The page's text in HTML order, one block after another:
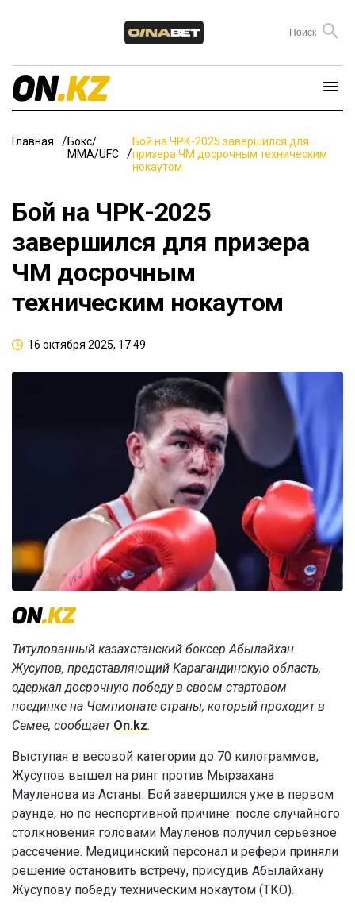
Главная
Бокс/
ММА/UFC
Бой на ЧРК-2025 завершился для
призера ЧМ досрочным техническим
нокаутом
Бой на ЧРК-2025
завершился для призера
ЧМ досрочным
техническим нокаутом
16 октября 2025, 17:49
Титулованный казахстанский боксер Абылайхан
Жусупов, представляющий Карагандинскую область,
одержал досрочную победу в своем стартовом
поединке на Чемпионате страны, который проходит в
Семее, сообщает On.kz.
Выступая в весовой категории до 70 килограммов,
Жусупов вышел на ринг против Мырзахана
Мауленова из Астаны. Бой завершился уже в первом
раунде, но по неспортивной причине: после случайного
столкновения головами Мауленов получил серьезное
рассечение. Медицинский персонал и рефери приняли
решение остановить встречу, присудив Абылайхану
Жусупову победу техническим нокаутом (ТКО).